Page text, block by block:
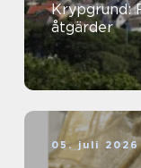
Krypgrund:
åtgärder
05. juli 2026